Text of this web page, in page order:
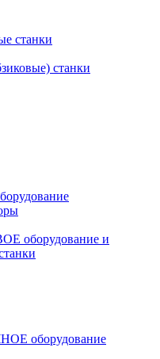
станки
станки
оборудование и
оборудование